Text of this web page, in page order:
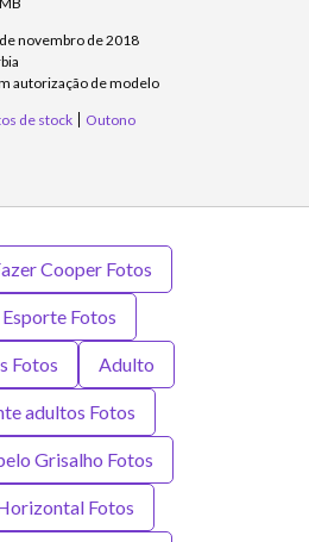
novembro de 2018
autorização de modelo
de stock Outono
Cooper Fotos
Esporte Fotos
Fotos Adulto
adultos Fotos
Grisalho Fotos
Fotos